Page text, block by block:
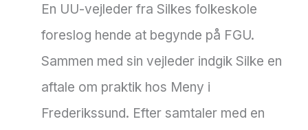
En UU-vejleder fra Silkes folkeskole
foreslog hende at begynde på FGU.
Sammen med sin vejleder indgik Silke en
aftale om praktik hos Meny i
Frederikssund. Efter samtaler med en